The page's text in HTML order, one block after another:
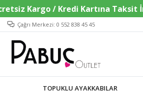
Çağrı Merkezi: 0 552 838 45 45
TOPUKLU AYAKKABILAR